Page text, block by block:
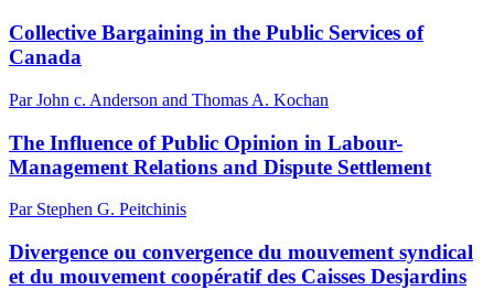
Collective Bargaining in the Public Services of
Canada
Par John c. Anderson and Thomas A. Kochan
The Influence of Public Opinion in Labour-
Management Relations and Dispute Settlement
Par Stephen G. Peitchinis
Divergence ou convergence du mouvement syndical
et du mouvement coopératif des Caisses Desjardins